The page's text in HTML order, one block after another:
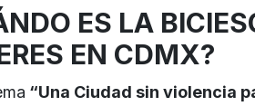
ES LA
EN CDMX?
“Una Ciudad sin violencia